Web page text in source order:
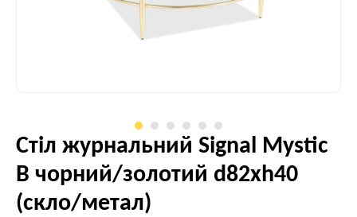
Стіл журнальний Signal Mystic
B чорний/золотий d82хh40
(скло/метал)